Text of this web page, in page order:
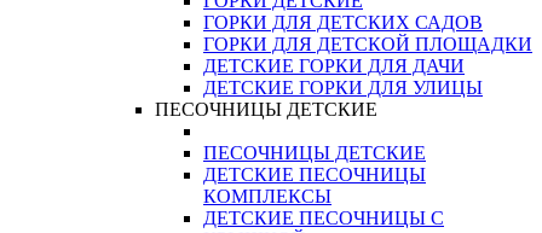
ГОРКИ ДЛЯ ДЕТСКИХ САДОВ
ГОРКИ ДЛЯ ДЕТСКОЙ ПЛОЩАДКИ
ДЕТСКИЕ ГОРКИ ДЛЯ ДАЧИ
ДЕТСКИЕ ГОРКИ ДЛЯ УЛИЦЫ
ПЕСОЧНИЦЫ ДЕТСКИЕ
ПЕСОЧНИЦЫ ДЕТСКИЕ
ДЕТСКИЕ ПЕСОЧНИЦЫ
КОМПЛЕКСЫ
ДЕТСКИЕ ПЕСОЧНИЦЫ С